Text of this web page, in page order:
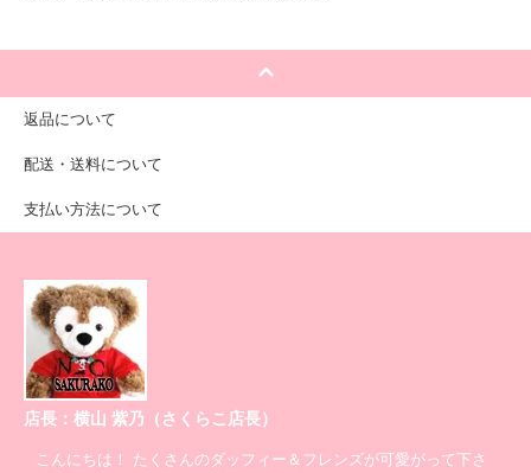
返品について
配送・送料について
支払い方法について
店長：横山 紫乃（さくらこ店長）
こんにちは！ たくさんのダッフィー＆フレンズが可愛がって下さ